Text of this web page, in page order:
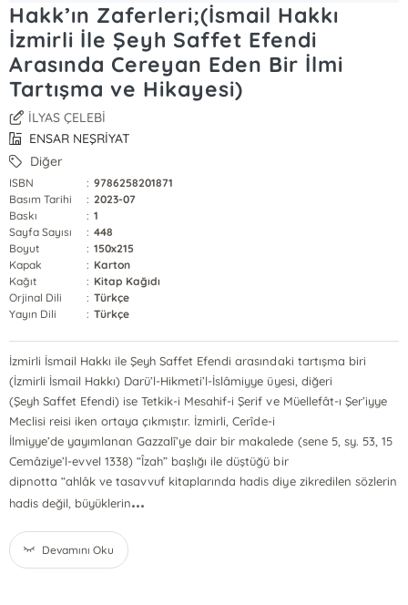
Hakk’ın Zaferleri;(İsmail Hakkı
İzmirli İle Şeyh Saffet Efendi
Arasında Cereyan Eden Bir İlmi
Tartışma ve Hikayesi)
İLYAS ÇELEBİ
ENSAR NEŞRİYAT
Diğer
ISBN : 9786258201871
Basım Tarihi
: 2023-07
Baskı
: 1
Sayfa Sayısı
: 448
Boyut
: 150x215
Kapak
: Karton
Kağıt
: Kitap Kağıdı
Orjinal Dili
: Türkçe
Yayın Dili
: Türkçe
İzmirli İsmail Hakkı ile Şeyh Saffet Efendi arasındaki tartışma biri
(İzmirli İsmail Hakkı) Darü’l-Hikmeti’l-İslâmiyye üyesi, diğeri
(Şeyh Saffet Efendi) ise Tetkik-i Mesahif-i Şerif ve Müellefât-ı Şer’iyye
Meclisi reisi iken ortaya çıkmıştır. İzmirli, Cerîde-i
İlmiyye’de yayımlanan Gazzalî’ye dair bir makalede (sene 5, sy. 53, 15
Cemâziye’l-evvel 1338) “Îzah” başlığı ile düştüğü bir
dipnotta “ahlâk ve tasavvuf kitaplarında hadis diye zikredilen sözlerin
hadis değil, büyüklerin...
Devamını Oku